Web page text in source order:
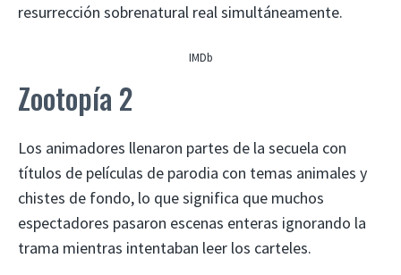
resurrección sobrenatural real simultáneamente.
IMDb
Zootopía 2
Los animadores llenaron partes de la secuela con
títulos de películas de parodia con temas animales y
chistes de fondo, lo que significa que muchos
espectadores pasaron escenas enteras ignorando la
trama mientras intentaban leer los carteles.